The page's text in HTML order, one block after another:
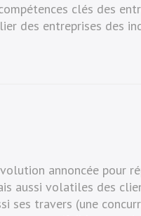
clés des
des entreprises des
annoncée pour
aussi volatiles des
ses travers (une